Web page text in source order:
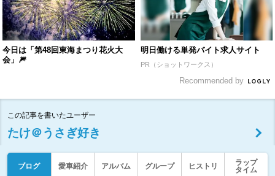
今日は「第48回東海まつり花火大
会」🎆
明日働ける単発バイト求人サイト
PR（ショットワークス）
Recommended by
この記事を書いたユーザー
たけ＠うさぎ好き
ブログ 愛車紹介 アルバム グループ ヒストリ
ラップ
タイム